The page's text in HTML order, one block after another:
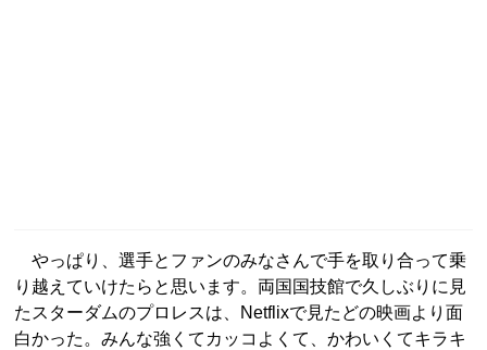
やっぱり、選手とファンのみなさんで手を取り合って乗
り越えていけたらと思います。両国国技館で久しぶりに見
たスターダムのプロレスは、Netflixで見たどの映画より面
白かった。みんな強くてカッコよくて、かわいくてキラキ